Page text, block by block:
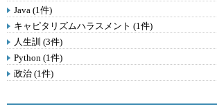
Java (1件)
キャピタリズムハラスメント (1件)
人生訓 (3件)
Python (1件)
政治 (1件)